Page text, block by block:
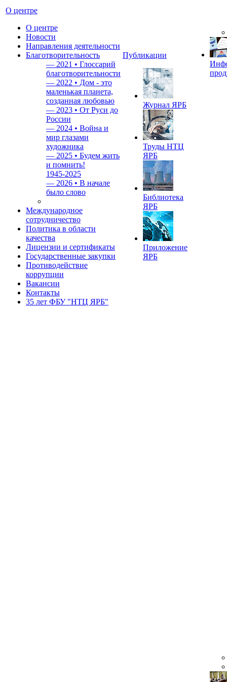
О центре
О центре
Новости
Направления деятельности
Благотворительность
— 2021 • Глоссарий
благотворительности
— 2022 • Дом - это
маленькая планета,
созданная любовью
— 2023 • От Руси до
России
— 2024 • Война и
мир глазами
художника
— 2025 • Будем жить
и помнить!
1945-2025
— 2026 • В начале
было слово
Международное
сотрудничество
Политика в области
качества
Лицензии и сертификаты
Государственные закупки
Противодействие
коррупции
Вакансии
Контакты
35 лет ФБУ "НТЦ ЯРБ"
Публикации
Журнал ЯРБ
Труды НТЦ
ЯРБ
Библиотека
ЯРБ
Приложение
ЯРБ